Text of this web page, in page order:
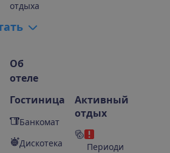
отдыха
ать
Об
отеле
Гостиница
Банкомат
Дискотека
Активный
отдых
Периоди